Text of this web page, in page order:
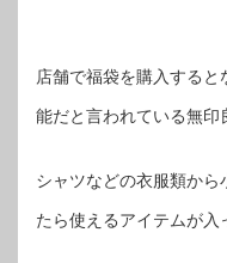
店舗で福袋を購入する
能だと言われている無印
シャツなどの衣服類から
たら使えるアイテムが入